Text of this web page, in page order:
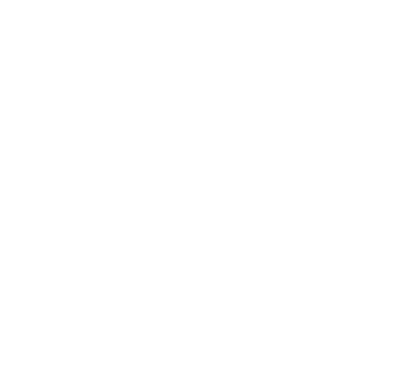
mediafuncties te bieden en om ons verkeer te analyseren.
van sociale media, reclame en analyse. Partners kunnen
of die zij hebben verzameld tijdens uw gebruik van hun
de site zal niet naar behoren functioneren zonder deze. Deze
die de manier waarop de website zich gedraagt of eruitziet